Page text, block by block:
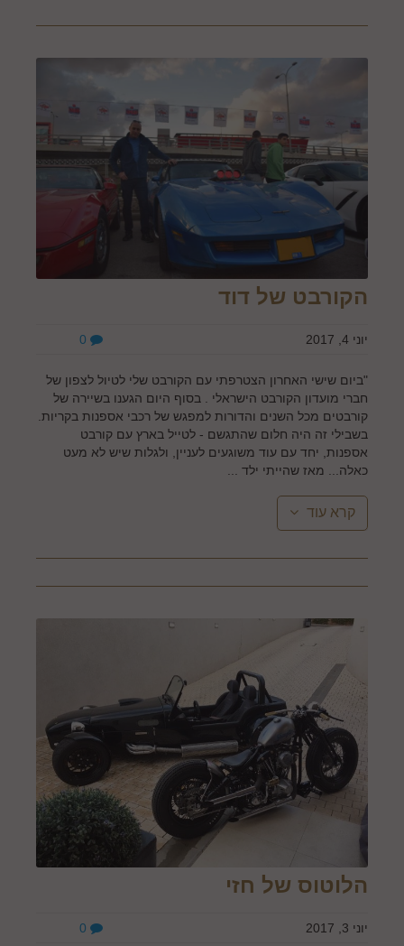
הקורבט של דוד
יוני 4, 2017
"ביום שישי האחרון הצטרפתי עם הקורבט שלי לטיול לצפון של
חברי מועדון הקורבט הישראלי . בסוף היום הגענו בשיירה של
קורבטים מכל השנים והדורות למפגש של רכבי אספנות בקריות.
בשבילי זה היה חלום שהתגשם - לטייל בארץ עם קורבט
אספנות, יחד עם עוד משוגעים לעניין, ולגלות שיש לא מעט
כאלה... מאז שהייתי ילד ...
קרא עוד
הלוטוס של חזי
יוני 3, 2017